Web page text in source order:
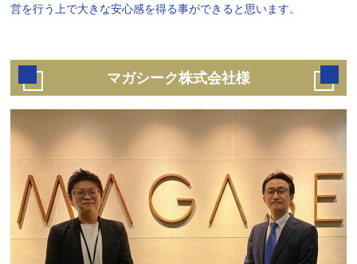
営を行う上で大きな安心感を得る事ができると思います。
マガシーク株式会社様